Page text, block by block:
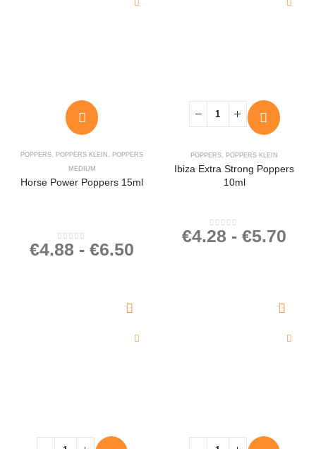
POPPERS, POPPERS KLEIN , POPPERS
MEDIUM
Horse Power Poppers 15ml
0out of 5
€4.88 - €6.50
POPPERS, POPPERS KLEIN
Ibiza Extra Strong Poppers
10ml
0out of 5
€4.28 - €5.70